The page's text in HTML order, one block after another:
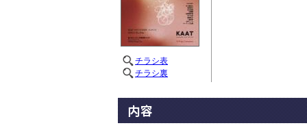
チラシ表
チラシ裏
内容